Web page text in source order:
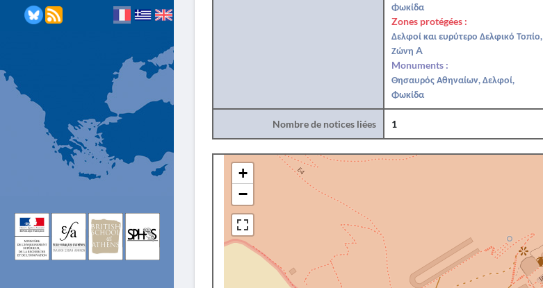
Φωκίδα
Zones protégées :
Δελφοί και ευρύτερο Δελφικό Τοπίο,
Ζώνη A
Monuments :
Θησαυρός Αθηναίων, Δελφοί,
Φωκίδα
Nombre de notices liées 1
+
−